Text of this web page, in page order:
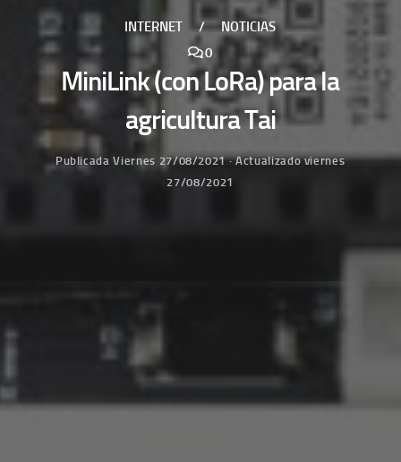
INTERNET /
NOTICIAS
0
MiniLink (con LoRa) para la
agricultura Tai
PublicadaViernes 27/08/2021· Actualizadoviernes
27/08/2021